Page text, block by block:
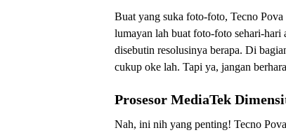
Buat yang suka foto-foto, Tecno
lumayan lah buat foto-foto sehari-hari
disebutin resolusinya berapa. Di
cukup oke lah. Tapi ya, jangan
Prosesor MediaTek
Nah, ini nih yang penting! Tecno